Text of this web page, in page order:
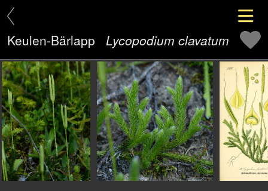
Keulen-Bärlapp Lycopodium clavatum